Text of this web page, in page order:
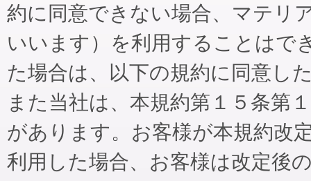
約に同意できない場合、マテリ
いいます）を利用することはで
た場合は、以下の規約に同意し
また当社は、本規約第１５条第
があります。お客様が本規約改
利用した場合、お客様は改定後